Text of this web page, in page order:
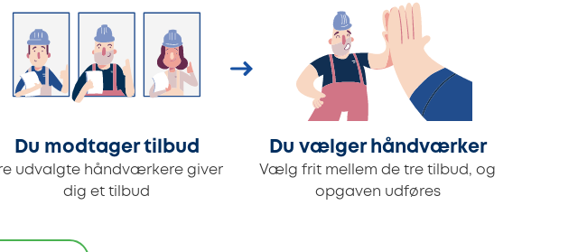
Du modtager tilbud
udvalgte håndværkere giver
dig et tilbud
Du vælger håndværker
Vælg frit mellem de tre tilbud, og
opgaven udføres